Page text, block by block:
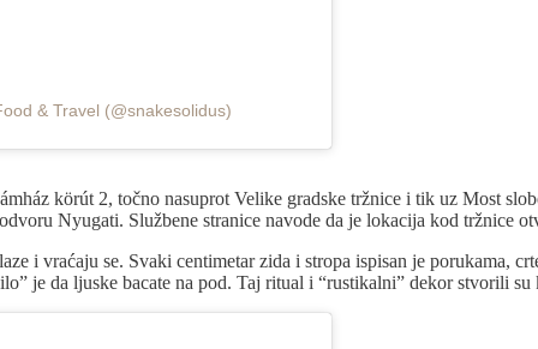
& Travel (@snakesolidus)
körút 2, točno nasuprot Velike gradske tržnice i tik uz Most
Nyugati. Službene stranice navode da je lokacija kod tržnice
i vraćaju se. Svaki centimetar zida i stropa ispisan je porukama,
je da ljuske bacate na pod. Taj ritual i “rustikalni” dekor stvorili